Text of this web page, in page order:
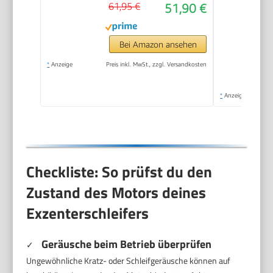
51,90 €
61,95 €
Bei Amazon ansehen
* Anzeige Preis inkl. MwSt., zzgl. Versandkosten
* Anzeige
Checkliste: So prüfst du den
Zustand des Motors deines
Exzenterschleifers
✓ Geräusche beim Betrieb überprüfen
Ungewöhnliche Kratz- oder Schleifgeräusche können auf